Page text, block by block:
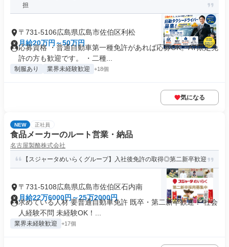
担
〒731-5106広島県広島市佐伯区利松
月給20万円～50万円
応募資格 ・普通自動車第一種免許があれば応募OK。AT限定免
許の方も歓迎です。 ・二種...
制服あり 業界未経験歓迎 +18個
気になる
NEW 正社員
食品メーカーのルート営業・納品
名古屋製酪株式会社
【スジャータめいらくグループ】入社後免許の取得◎第二新卒歓迎
〒731-5108広島県広島市佐伯区石内南
月給22万6000円～25万2000円
求めている人材 要普通自動車免許 既卒・第二新卒歓迎！ 社会
人経験不問 未経験OK！...
業界未経験歓迎 +17個